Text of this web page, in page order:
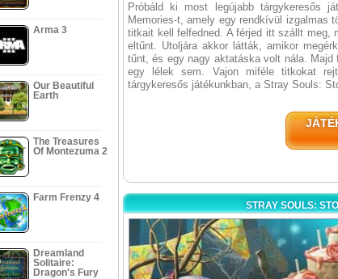
Arma 3
Our Beautiful
Earth
The Treasures
Of Montezuma 2
Farm Frenzy 4
Dreamland
Solitaire:
Dragon's Fury
Próbáld ki most legújabb tárgykeresős
Memories-t, amely egy rendkívül izgalmas
titkait kell felfedned. A férjed itt szállt meg,
eltűnt. Utoljára akkor látták, amikor
tűnt, és egy nagy aktatáska volt nála. Majd
egy lélek sem. Vajon miféle titkokat
tárgykeresős játékunkban, a Stray Souls:
STRAY SOULS: